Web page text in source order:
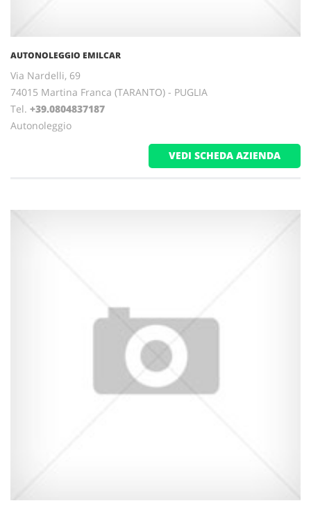
AUTONOLEGGIO EMILCAR
Via Nardelli, 69
74015 Martina Franca (TARANTO) - PUGLIA
Tel. +39.0804837187
Autonoleggio
VEDI SCHEDA AZIENDA